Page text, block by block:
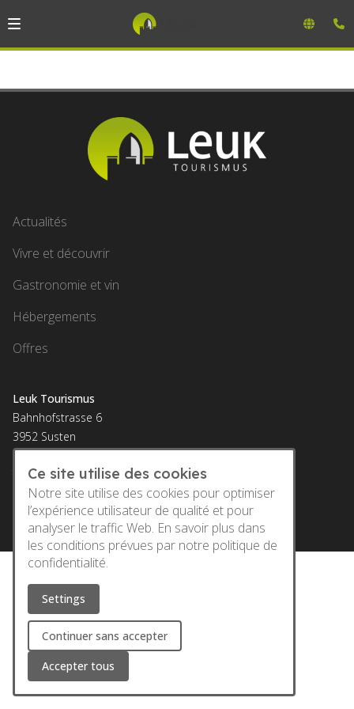
Actualités
Vivre et découvrir
Gastronomie et vin
Hébergements
Offres
Leuk Tourismus
Bahnhofstrasse 6
3952 Susten
E-Mail:info@leuktourismus.ch
Tel.: +41 27 473 10 94
Ce site utilise des cookies
Notre site utilise des cookies pour optimiser
l’expérience utilisateur de qualité et pour
analyser le traffic Web. En savoir plus dans
les conditions prévues par notre politique de
confidentialité.
Settings
Continuer sans accepter
Accepter tous